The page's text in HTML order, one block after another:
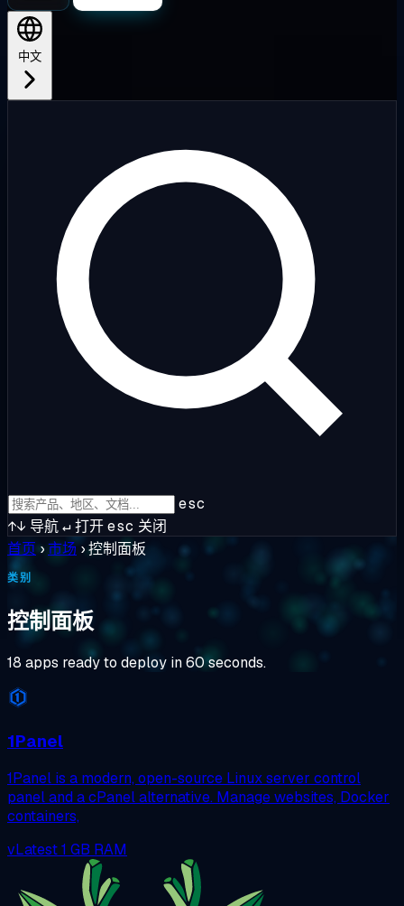
中文
esc
↑↓ 导航↵打开esc 关闭
首页 ›市场 ›控制面板
类别
控制面板
18 apps ready to deploy in 60 seconds.
1Panel
1Panel is a modern, open-source Linux server control
panel and a cPanel alternative. Manage websites, Docker
containers,
vLatest1 GB RAM